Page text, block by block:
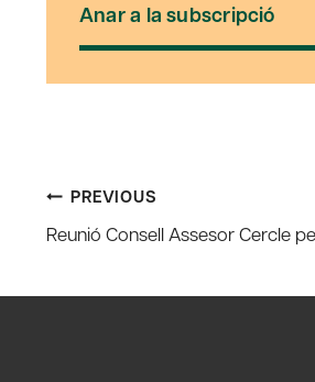
Anar a la subscripció
Post
navigation
PREVIOUS
Reunió Consell Assesor Cercle